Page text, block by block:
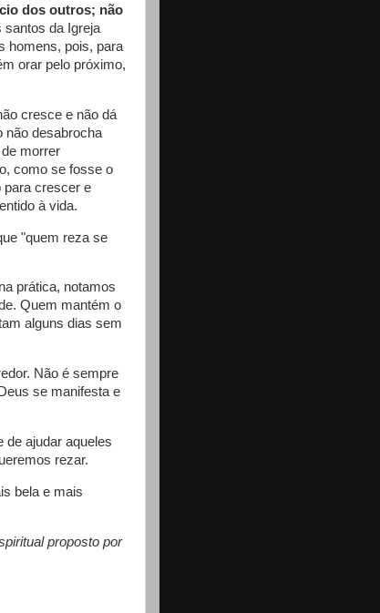
dos outros; não
santos da Igreja
homens, pois, para
orar pelo próximo,
cresce e não dá
não desabrocha
morrer
como se fosse o
para crescer e
à vida.
"quem reza se
prática, notamos
Quem mantém o
alguns dias sem
Não é sempre
se manifesta e
de ajudar aqueles
rezar.
bela e mais
proposto por